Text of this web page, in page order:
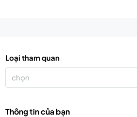
Loại tham quan
chọn
Thông tin của bạn